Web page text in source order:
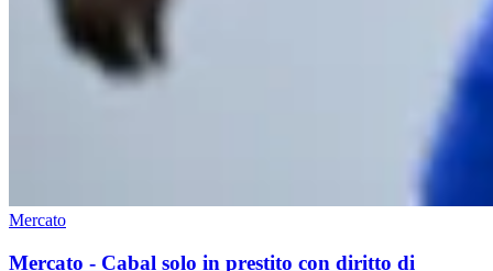
Mercato
Mercato - Cabal solo in prestito con diritto di